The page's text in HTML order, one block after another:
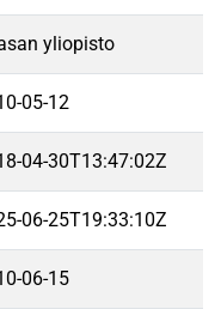
yliopisto
05-12
04-30T13:47:02Z
06-25T19:33:10Z
06-15